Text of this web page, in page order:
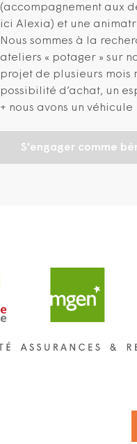
(accompagnement aux
ici Alexia) et une
Nous sommes à la
ateliers « potager » sur
projet de plusieurs mois
possibilité d’achat, un
+ nous avons un véhicule
S'engager comme